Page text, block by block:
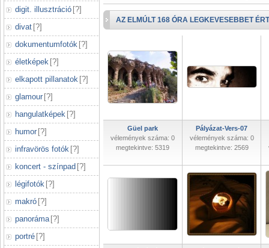
digit. illusztráció [?]
divat [?]
dokumentumfotók [?]
életképek [?]
elkapott pillanatok [?]
glamour [?]
hangulatképek [?]
humor [?]
infravörös fotók [?]
koncert - színpad [?]
légifotók [?]
makró [?]
panoráma [?]
portré [?]
AZ ELMÚLT 168 ÓRA LEGKEVESEBBET
Güel park
vélemények száma: 0
megtekintve: 5319
Pályázat-Vers-07
vélemények száma: 0
megtekintve: 2569